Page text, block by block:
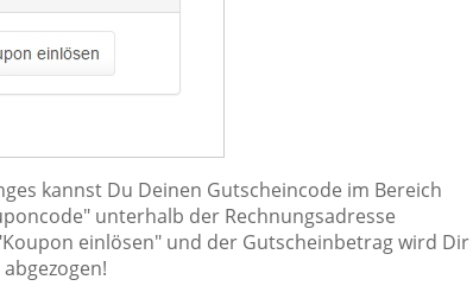
kannst Du Deinen Gutscheincode im Bereich
unterhalb der Rechnungsadresse
einlösen" und der Gutscheinbetrag wird Dir